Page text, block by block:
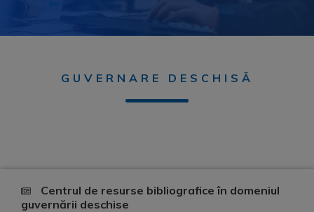
GUVERNARE DESCHISĂ
Centrul de resurse bibliografice în domeniul
guvernării deschise